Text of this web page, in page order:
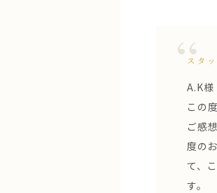
スタ
A.K様
この
ご感
度の
て、
す。